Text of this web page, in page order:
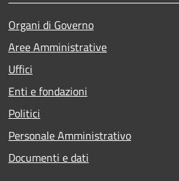
Organi di Governo
Aree Amministrative
Uffici
Enti e fondazioni
Politici
Personale Amministrativo
Documenti e dati